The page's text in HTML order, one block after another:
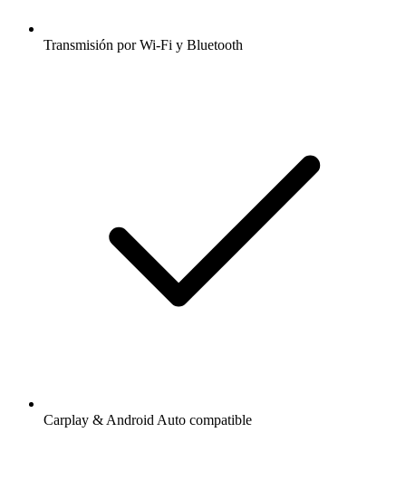
Transmisión por Wi-Fi y Bluetooth
Carplay & Android Auto compatible